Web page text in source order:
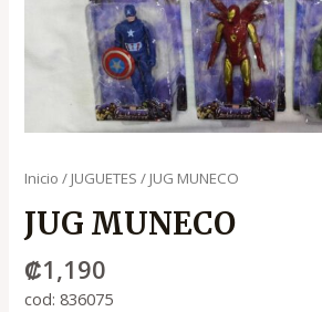
Inicio / JUGUETES / JUG MUNECO
JUG MUNECO
₡1,190
cod: 836075